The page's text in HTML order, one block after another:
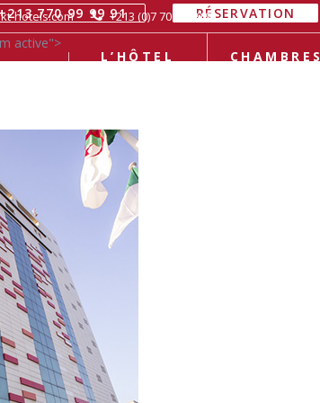
hotels.com +213 (0)7 70 99 99 91
active">
L’HÔTEL CHAMBRES
770 99 99 91 RÉSERVATION